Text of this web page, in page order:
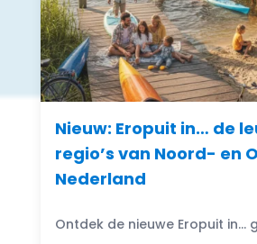
Nieuw: Eropuit in… de
regio’s van Noord- en
Nederland